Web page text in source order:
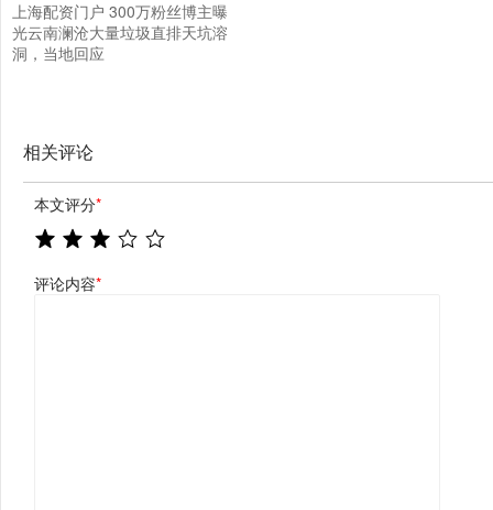
上海配资门户 300万粉丝博主曝
光云南澜沧大量垃圾直排天坑溶
洞，当地回应
相关评论
本文评分*
评论内容*